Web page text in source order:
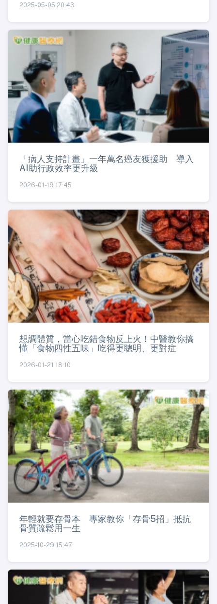
2025-05-05 20:43
「病人支持計畫」一年萬名癌友獲援助 導入
AI助行政效率更升級
2026-01-19 17:45
想調體質，當心吃錯食物反上火！中醫教你搞
懂「食物四性五味」吃得更聰明、更對症
2026-01-21 18:10
年輕就要存骨本 專家教你「存骨5招」抵抗
骨質疏鬆用一生
2025-10-29 15:47